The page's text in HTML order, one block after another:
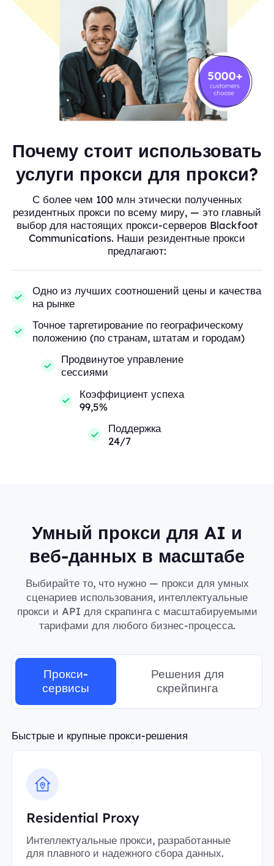
Почему стоит использовать
услуги прокси для прокси?
С более чем 100 млн этически полученных
резидентных прокси по всему миру, — это главный
выбор для настоящих прокси-серверов Blackfoot
Communications. Наши резидентные прокси
предлагают:
Одно из лучших соотношений цены и качества
на рынке
Точное таргетирование по географическому
положению (по странам, штатам и городам)
Продвинутое управление
сессиями
Коэффициент успеха
99,5%
Поддержка
24/7
Умный прокси для AI и
веб-данных в масштабе
Выбирайте то, что нужно — прокси для умных
сценариев использования, интеллектуальные
прокси и API для скрапинга с масштабируемыми
тарифами для любого бизнес-процесса.
Прокси-
сервисы
Решения для
скрейпинга
Быстрые и крупные прокси-решения
Residential Proxy
Интеллектуальные прокси, разработанные
для плавного и надежного сбора данных.